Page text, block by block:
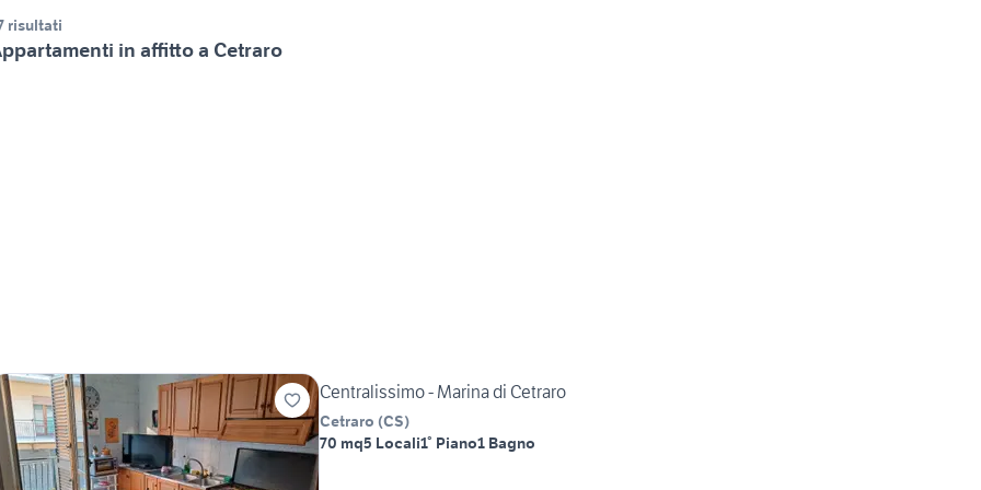
risultati
in affitto a Cetraro
Centralissimo - Marina di Cetraro
Cetraro (CS)
70 mq5 Locali1° Piano1 Bagno